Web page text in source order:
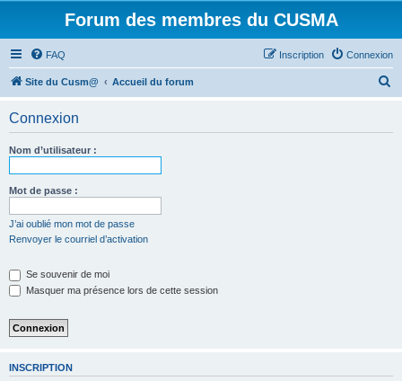
Forum des membres du CUSMA
FAQ Connexion
Inscription
Site du Cusm@ Accueil du forum
Connexion
Nom d’utilisateur :
Mot de passe :
J’ai oublié mon mot de passe
Renvoyer le courriel d’activation
Se souvenir de moi
Masquer ma présence lors de cette session
INSCRIPTION